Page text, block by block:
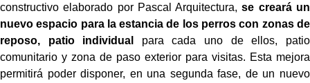
constructivo elaborado por Pascal Arquitectura,se creará un
nuevo espacio para la estancia de los perros con zonas de
reposo, patio individual
para cada uno de ellos, patio
comunitario y zona de paso exterior para visitas. Esta mejora
permitirá poder disponer, en una segunda fase, de un nuevo